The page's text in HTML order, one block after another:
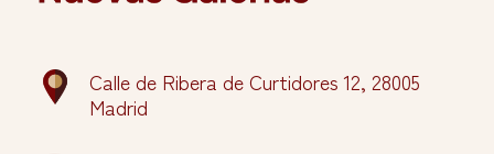
Calle de Ribera de Curtidores 12, 28005
Madrid